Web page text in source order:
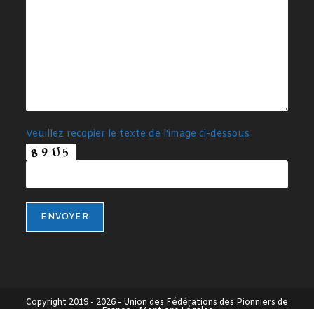
Veuillez recopier le texte de l'image ci-dessous
Copyright 2019 - 2026 - Union des Fédérations des Pionniers de